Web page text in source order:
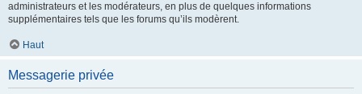
administrateurs et les modérateurs, en plus de quelques informations
supplémentaires tels que les forums qu’ils modèrent.
Haut
Messagerie privée